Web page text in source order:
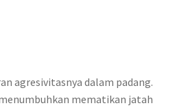
agresivitasnya dalam padang.
mematikan jatah